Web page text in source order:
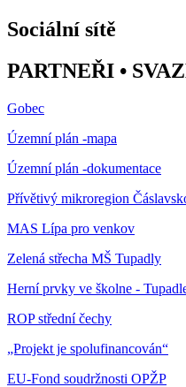
Sociální sítě
PARTNEŘI •
Gobec
Územní plán -mapa
Územní plán -dokumentace
Přívětivý mikroregion
MAS Lípa pro venkov
Zelená střecha MŠ Tupadly
Herní prvky ve školne -
ROP střední čechy
„Projekt je spolufinancován“
EU-Fond soudržnosti OPŽP